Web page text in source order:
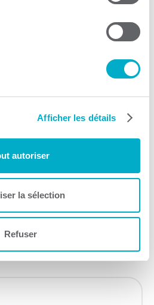
Afficher les détails
autoriser
la sélection
Refuser
Web
en
Web